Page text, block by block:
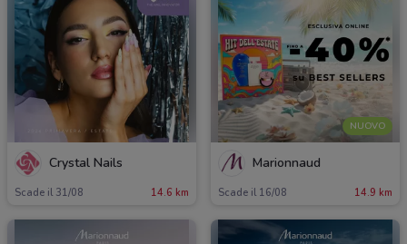
Crystal Nails
Scade il 31/08 14.6 km
NUOVO
Marionnaud
Scade il 16/08 14.9 km